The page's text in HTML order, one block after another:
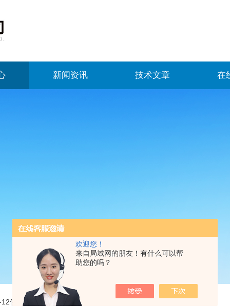
欢迎您！
来自局域网的朋友！有什么可以帮
助您的吗？
新闻资讯 技术文章 在
供应亚速旺恒温球